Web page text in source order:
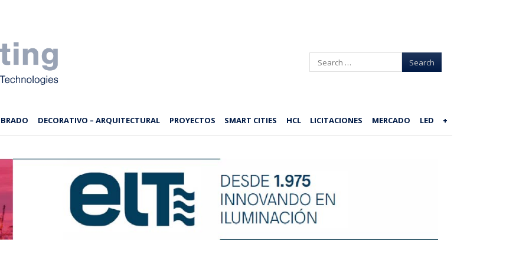
Search
DECORATIVO – ARQUITECTURAL PROYECTOS SMART CITIES HCL LICITACIONES MERCADO LED +